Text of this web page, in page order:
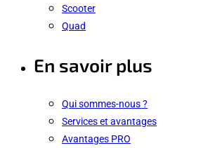
Scooter
Quad
En savoir plus
Qui sommes-nous ?
Services et avantages
Avantages PRO